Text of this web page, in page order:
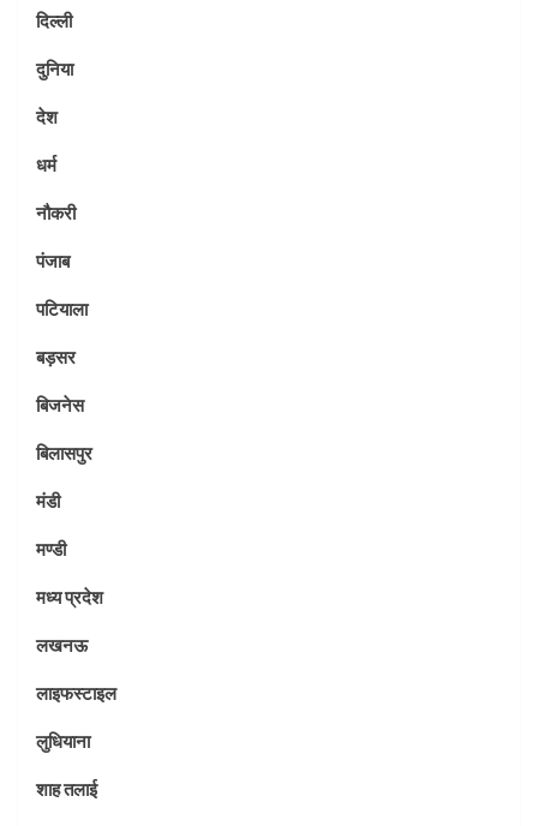
दिल्ली
दुनिया
देश
धर्म
नौकरी
पंजाब
पटियाला
बड़सर
बिजनेस
बिलासपुर
मंडी
मण्डी
मध्य प्रदेश
लखनऊ
लाइफस्टाइल
लुधियाना
शाह तलाई